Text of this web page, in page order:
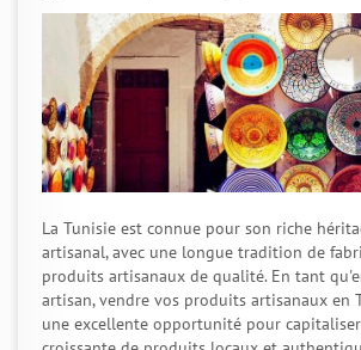
La Tunisie est connue pour son riche
artisanal, avec une longue tradition de
produits artisanaux de qualité. En tant
artisan, vendre vos produits artisanaux en
une excellente opportunité pour